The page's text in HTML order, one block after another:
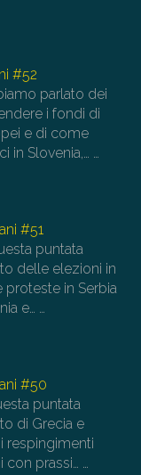
#52
parlato dei
i fondi di
e di come
in Slovenia,… …
#51
puntata
delle elezioni in
proteste in Serbia
e… …
#50
puntata
di Grecia e
respingimenti
con prassi… …